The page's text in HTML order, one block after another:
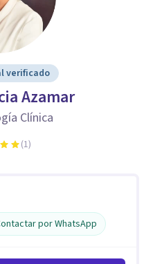
verificado
Azamar
Clínica
(1)
por WhatsApp